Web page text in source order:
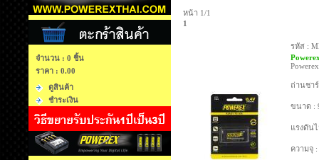
จำนวน : 0 ชิ้น
ราคา : 0.00
ดูสินค้า
ชำระเงิน
หน้า 1/1
1
รหัส :
ถ่านชา
ขนาด :
แรงดัน
ความจุ